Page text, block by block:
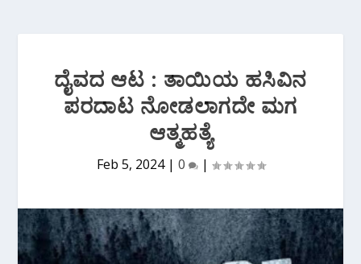
ದೈವದ ಆಟ : ತಾಯಿಯ ಹಸಿವಿನ
ಪರದಾಟ ನೋಡಲಾಗದೇ ಮಗ
ಆತ್ಮಹತ್ಯೆ
Feb 5, 2024| 0 |